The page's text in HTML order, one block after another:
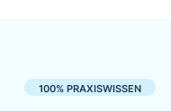
100% PRAXISWISSEN